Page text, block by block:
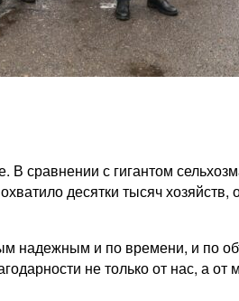
В сравнении с гигантом
десятки тысяч
надежным и по времени, и по
не только от нас, а